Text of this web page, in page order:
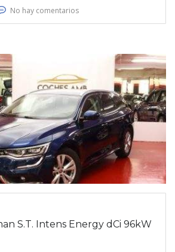
No hay comentarios
S.T. Intens Energy dCi 96kW